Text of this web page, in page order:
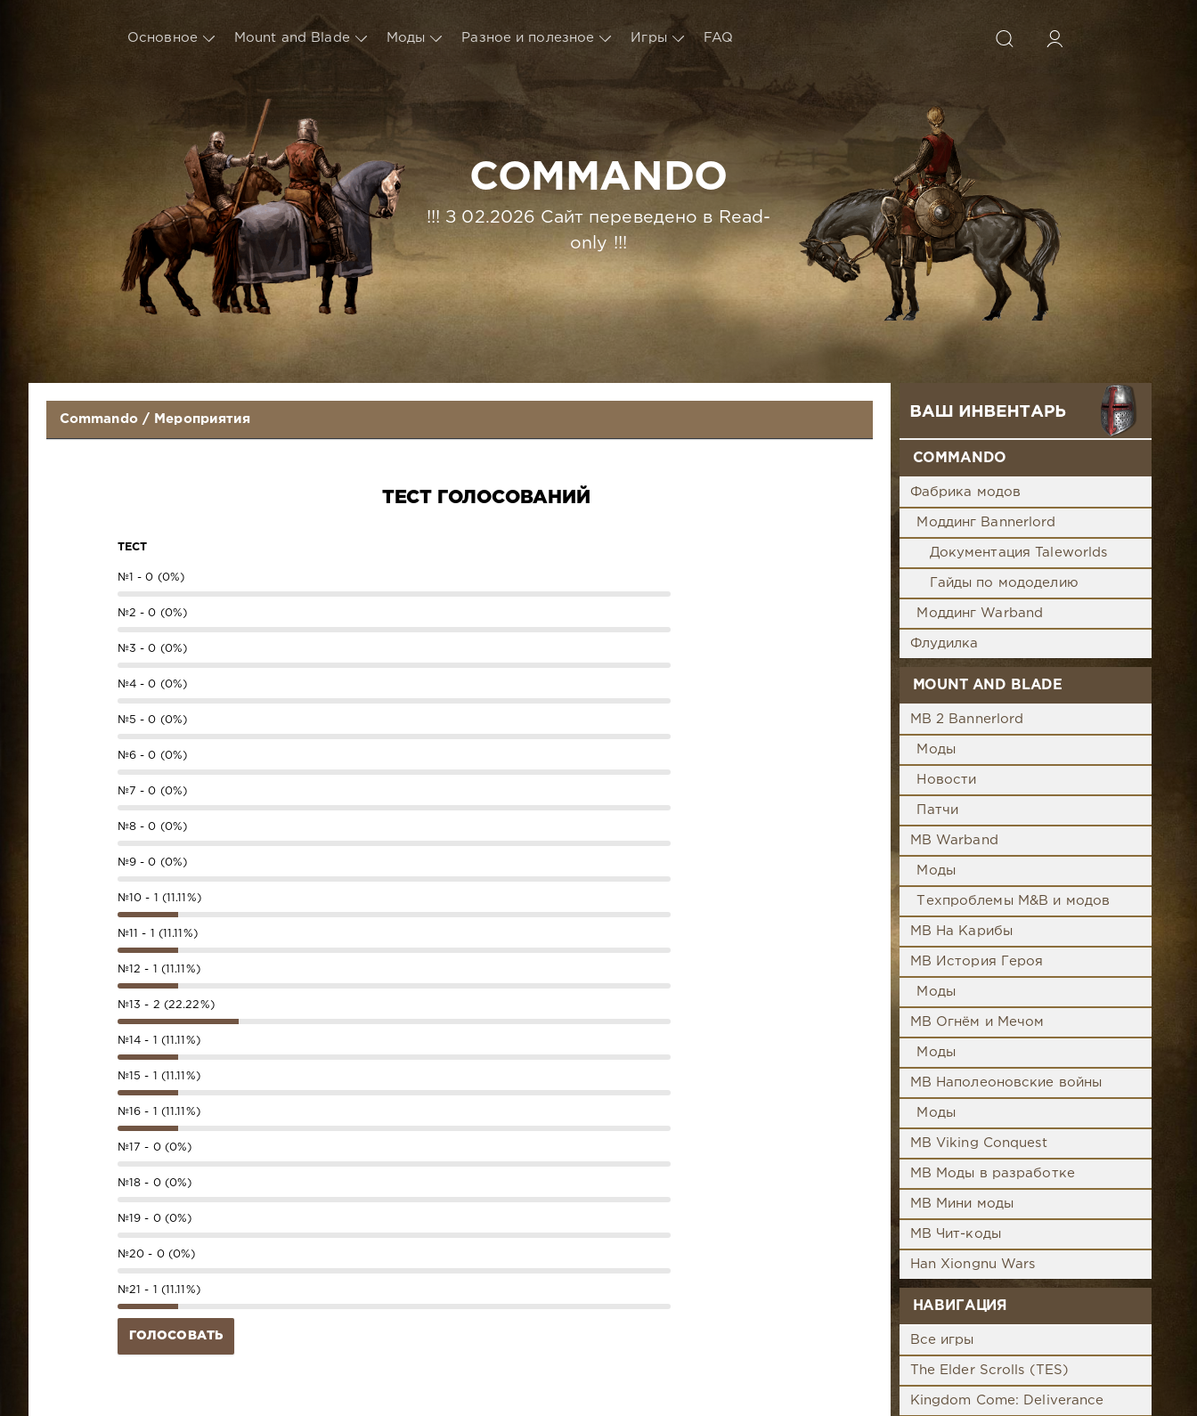
Основное Mount and Blade Моды Разное и полезное Игры FAQ
COMMANDO
!!! З 02.2026 Сайт переведено в Read-
only !!!
Commando/ Мероприятия
ТЕСТ ГОЛОСОВАНИЙ
ТЕСТ
№1 - 0 (0%)
№2 - 0 (0%)
№3 - 0 (0%)
№4 - 0 (0%)
№5 - 0 (0%)
№6 - 0 (0%)
№7 - 0 (0%)
№8 - 0 (0%)
№9 - 0 (0%)
№10 - 1 (11.11%)
№11 - 1 (11.11%)
№12 - 1 (11.11%)
№13 - 2 (22.22%)
№14 - 1 (11.11%)
№15 - 1 (11.11%)
№16 - 1 (11.11%)
№17 - 0 (0%)
№18 - 0 (0%)
№19 - 0 (0%)
№20 - 0 (0%)
№21 - 1 (11.11%)
ГОЛОСОВАТЬ
COMMANDO
Фабрика модов
Моддинг Bannerlord
Документация Taleworlds
Гайды по мододелию
Моддинг Warband
Флудилка
MOUNT AND BLADE
MB 2 Bannerlord
Моды
Новости
Патчи
MB Warband
Моды
Техпроблемы M&B и модов
MB На Карибы
MB История Героя
Моды
MB Огнём и Мечом
Моды
MB Наполеоновские войны
Моды
MB Viking Conquest
MB Моды в разработке
MB Мини моды
MB Чит-коды
Han Xiongnu Wars
НАВИГАЦИЯ
Все игры
The Elder Scrolls (TES)
Kingdom Come: Deliverance